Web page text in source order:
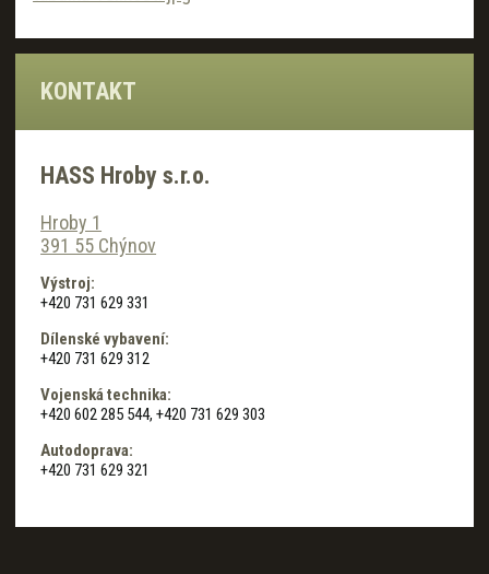
KONTAKT
HASS Hroby s.r.o.
Hroby 1
391 55 Chýnov
Výstroj:
+420 731 629 331
Dílenské vybavení:
+420 731 629 312
Vojenská technika:
+420 602 285 544, +420 731 629 303
Autodoprava:
+420 731 629 321